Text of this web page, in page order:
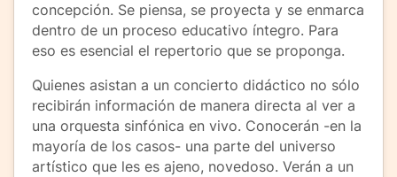
concepción. Se piensa, se proyecta y se enmarca
dentro de un proceso educativo íntegro. Para
eso es esencial el repertorio que se proponga.
Quienes asistan a un concierto didáctico no sólo
recibirán información de manera directa al ver a
una orquesta sinfónica en vivo. Conocerán -en la
mayoría de los casos- una parte del universo
artístico que les es ajeno, novedoso. Verán a un